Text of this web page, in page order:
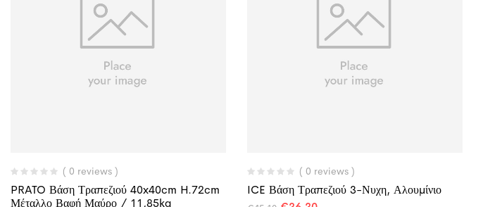
( 0 reviews )
PRATO Βάση Τραπεζιού 40x40cm H.72cm
Μέταλλο Βαφή Μαύρο / 11,85kg
( 0 reviews )
ICE Βάση Τραπεζιού 3-Νυχη, Αλουμίνιο